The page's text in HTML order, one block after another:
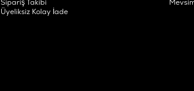
Sipariş Takibi
Üyeliksiz Kolay İade